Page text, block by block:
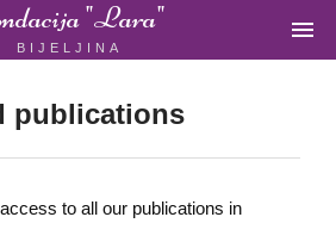
"Lara"
BIJELJINA

publications
to all our publications in